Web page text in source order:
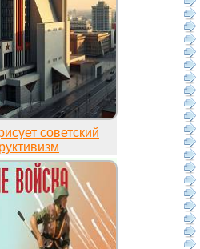
советский